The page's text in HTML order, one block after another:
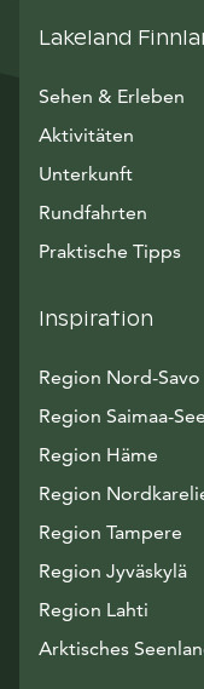
Lakeland
Sehen & Erleben
Aktivitäten
Unterkunft
Rundfahrten
Praktische Tipps
Inspiration
Region Nord-Savo
Region Saimaa-See
Region Häme
Region
Region Tampere
Region Jyväskylä
Region Lahti
Arktisches